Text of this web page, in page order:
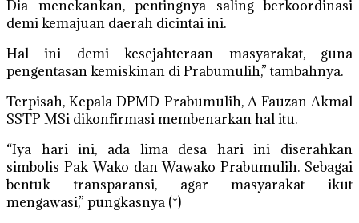
Dia menekankan, pentingnya saling berkoordinasi
demi kemajuan daerah dicintai ini.
Hal ini demi kesejahteraan masyarakat, guna
pengentasan kemiskinan di Prabumulih,” tambahnya.
Terpisah, Kepala DPMD Prabumulih, A Fauzan Akmal
SSTP MSi dikonfirmasi membenarkan hal itu.
“Iya hari ini, ada lima desa hari ini diserahkan
simbolis Pak Wako dan Wawako Prabumulih. Sebagai
bentuk transparansi, agar masyarakat ikut
mengawasi,” pungkasnya (*)